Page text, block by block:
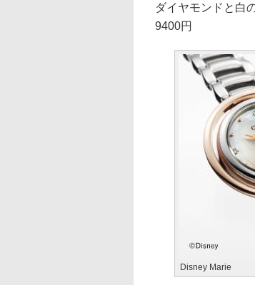
ダイヤモンドと白
9400円
Disney Marie